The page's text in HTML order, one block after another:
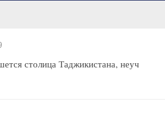
столица Таджикистана, неуч